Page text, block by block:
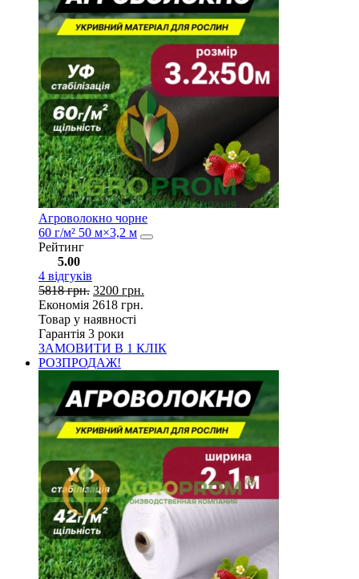
Агроволокно чорне
60 г/м² 50 м×3,2 м
Рейтинг
5.00
4 відгуків
5818грн. 3200 грн.
Економія 2618 грн.
Товар у наявності
Гарантія 3 роки
ЗАМОВИТИ В 1 КЛІК
РОЗПРОДАЖ!